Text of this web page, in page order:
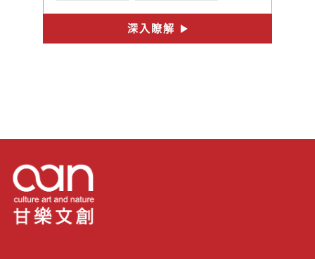
#賴唐鴉 #唐婆 #唐婆醋 #no.24
深入瞭解